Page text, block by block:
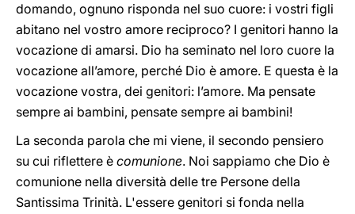
domando, ognuno risponda nel suo cuore: i vostri figli
abitano nel vostro amore reciproco? I genitori hanno la
vocazione di amarsi. Dio ha seminato nel loro cuore la
vocazione all’amore, perché Dio è amore. E questa è la
vocazione vostra, dei genitori: l’amore. Ma pensate
sempre ai bambini, pensate sempre ai bambini!
La seconda parola che mi viene, il secondo pensiero
su cui riflettere è comunione. Noi sappiamo che Dio è
comunione nella diversità delle tre Persone della
Santissima Trinità. L'essere genitori si fonda nella